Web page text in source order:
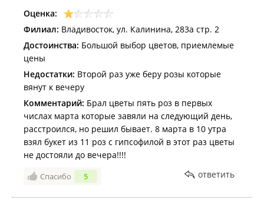
Оценка:
Филиал: Владивосток, ул. Калинина, 283а стр. 2
Достоинства: Большой выбор цветов, приемлемые
цены
Недостатки: Второй раз уже беру розы которые
вянут к вечеру
Комментарий: Брал цветы пять роз в первых
числах марта которые завяли на следующий день,
расстроился, но решил бывает. 8 марта в 10 утра
взял букет из 11 роз с гипсофилой в этот раз цветы
не достояли до вечера!!!!
Спасибо 5 ответить